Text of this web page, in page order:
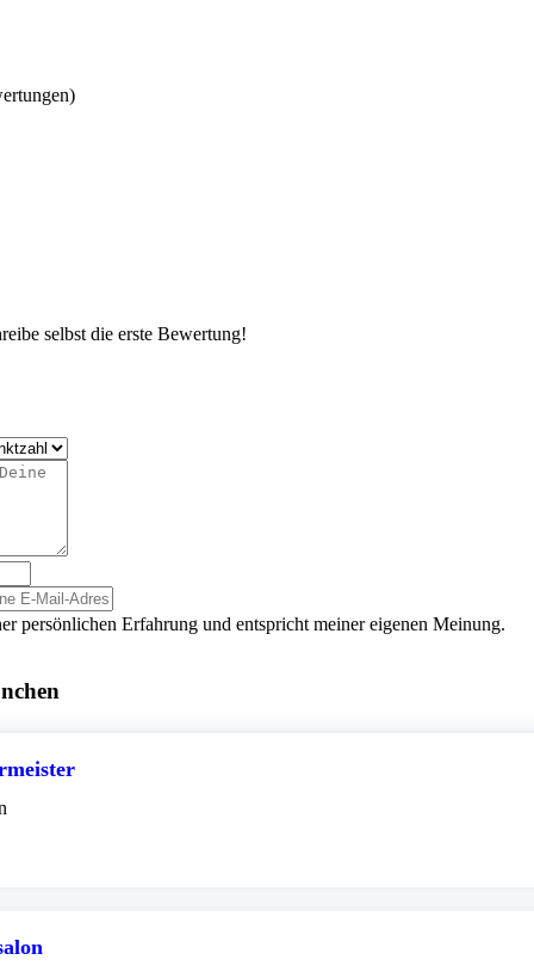
selbst die erste Bewertung!
persönlichen Erfahrung und entspricht meiner eigenen Meinung.